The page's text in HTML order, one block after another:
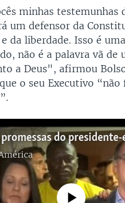
minhas testemunhas
um defensor da
da liberdade. Isso é
não é a palavra vã de
a Deus", afirmou
o seu Executivo
media source currently